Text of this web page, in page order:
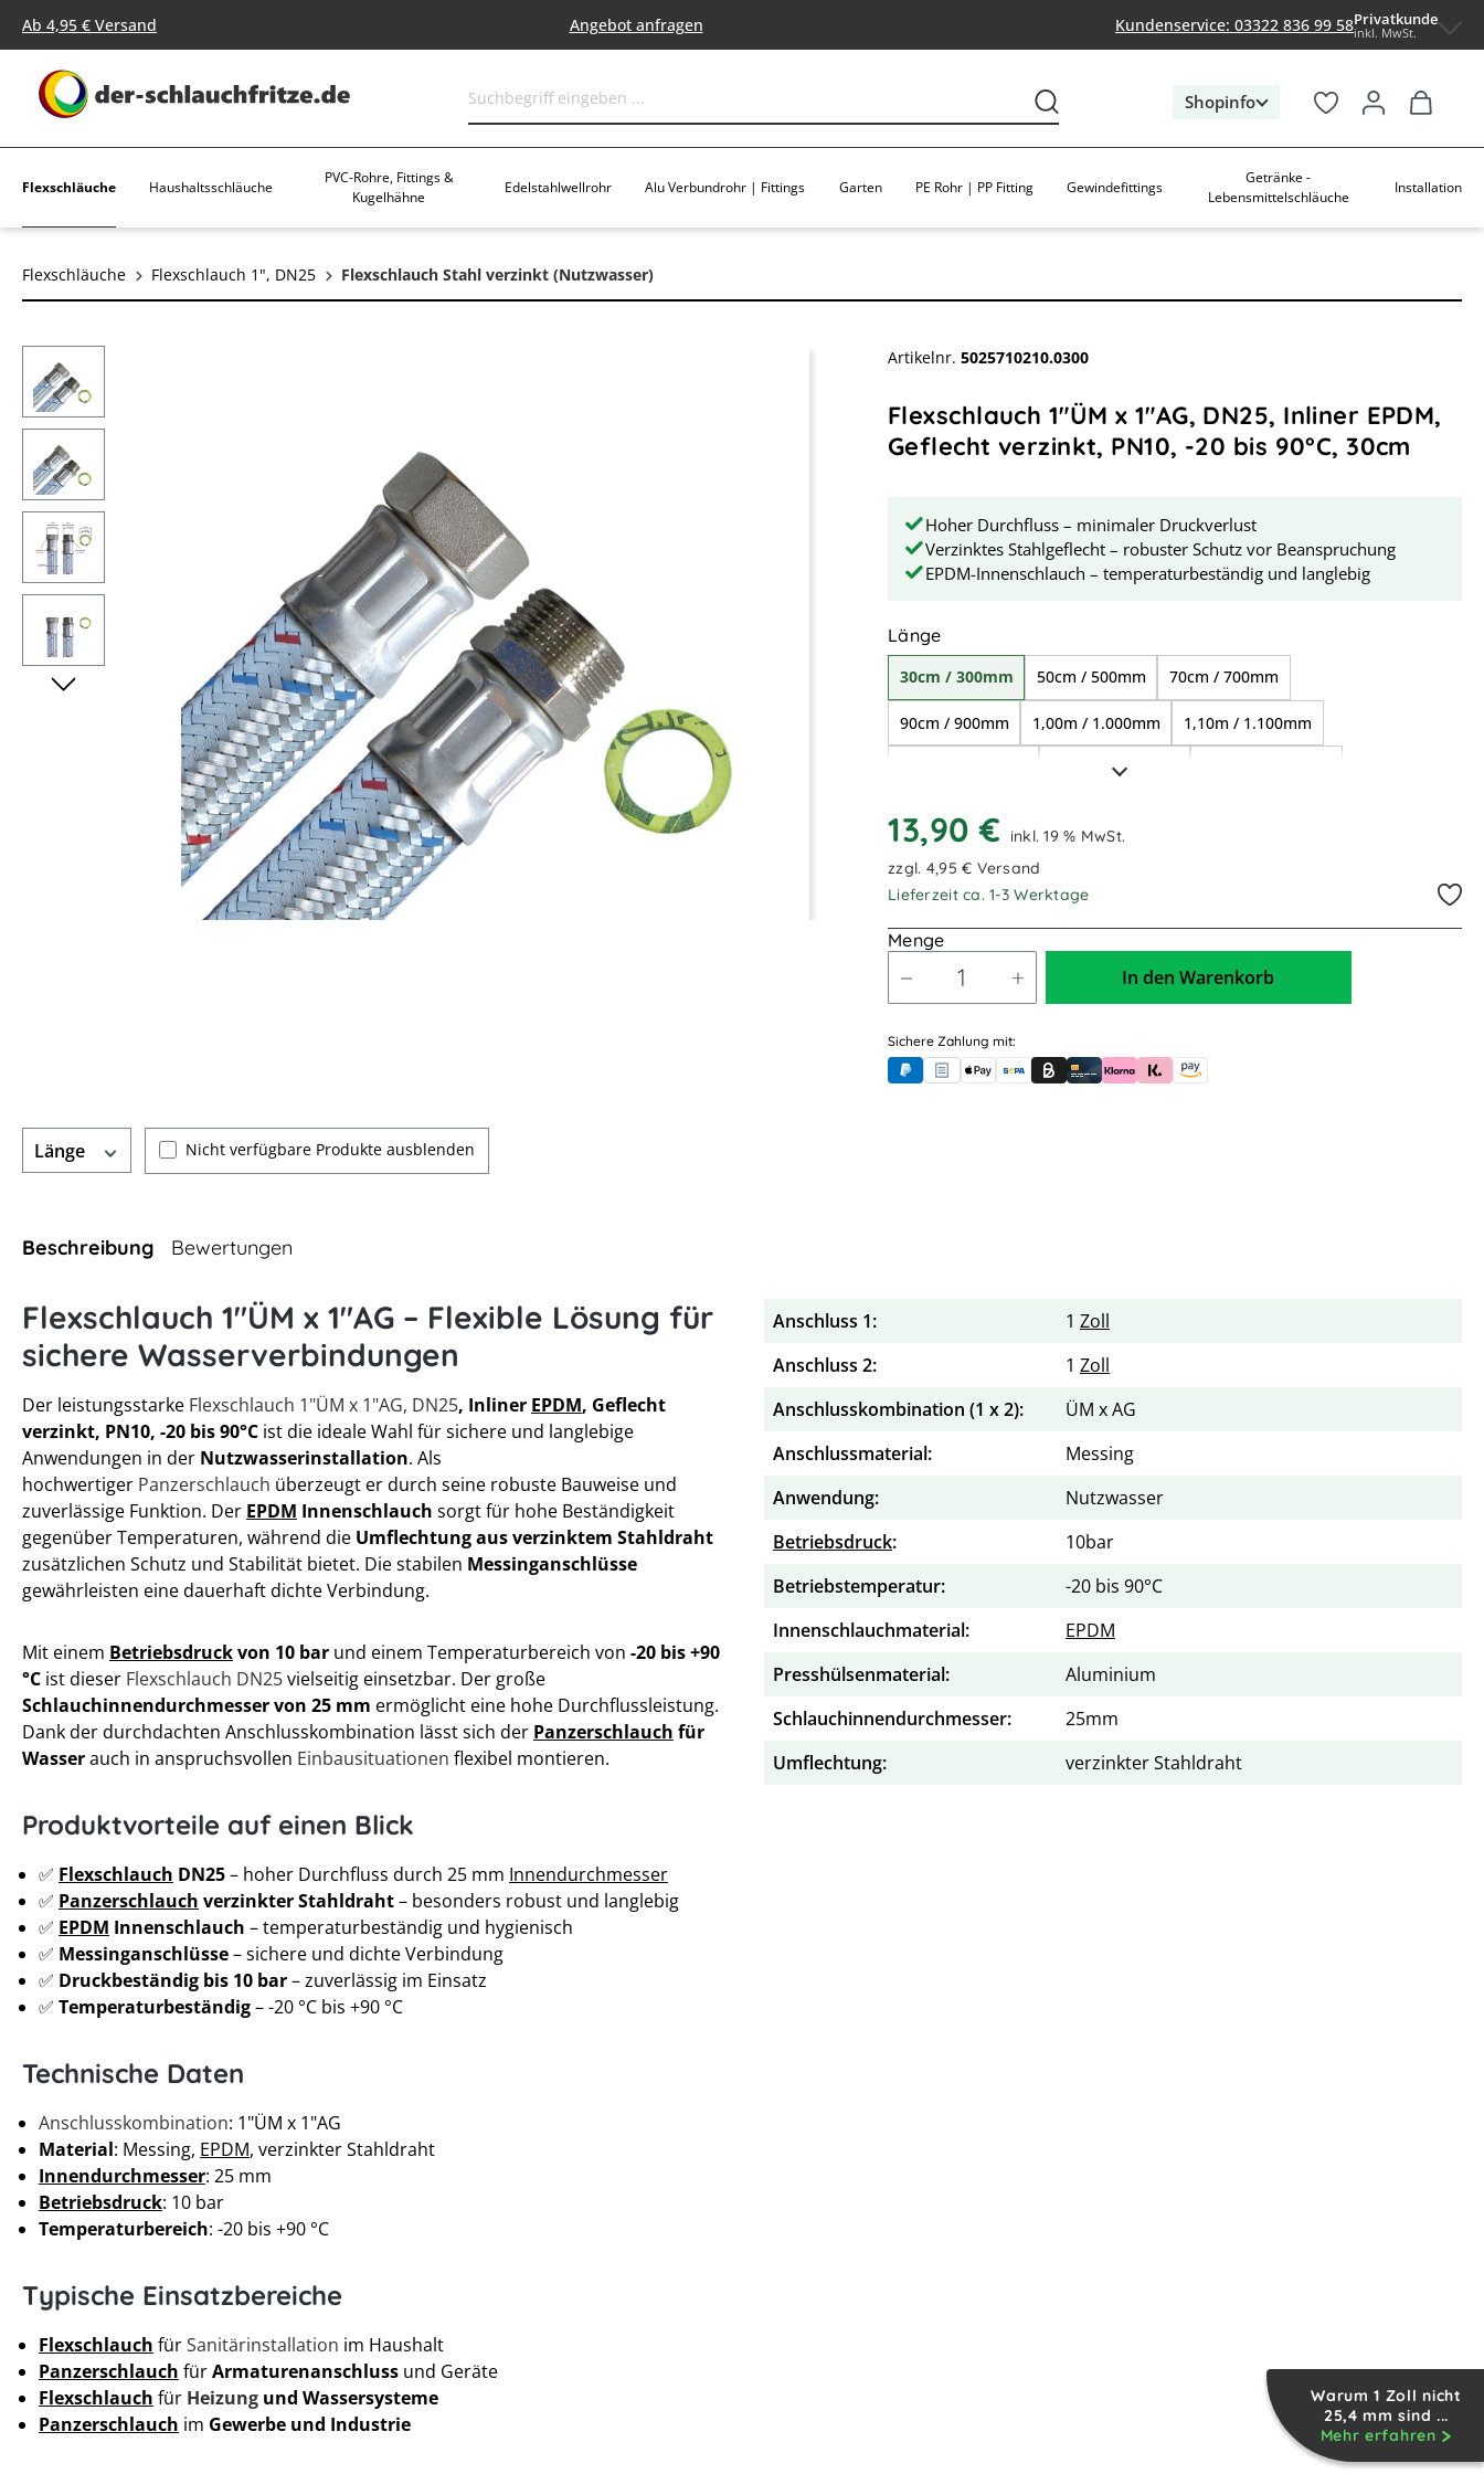
Zur Hauptnavigation springen
Ab 4,95 € Versand Angebot anfragen Kundenservice: 03322 836 99 58Privatkunde
inkl. MwSt.
Shopinfo
Flexschläuche Haushaltsschläuche
PVC-Rohre, Fittings &
Kugelhähne
Edelstahlwellrohr Alu Verbundrohr | Fittings Garten PE Rohr | PP Fitting Gewindefittings
Getränke -
Lebensmittelschläuche
Installation
Warum 1 Zoll nicht
25,4 mm sind ...
Mehr erfahren
Flexschläuche Flexschlauch 1", DN25 Flexschlauch Stahl verzinkt (Nutzwasser)
Artikelnr. 5025710210.0300
Flexschlauch 1"ÜM x 1"AG, DN25, Inliner EPDM,
Geflecht verzinkt, PN10, -20 bis 90°C, 30cm
Hoher Durchfluss – minimaler Druckverlust
Verzinktes Stahlgeflecht – robuster Schutz vor Beanspruchung
EPDM-Innenschlauch – temperaturbeständig und langlebig
Längeauswählen
30cm / 300mm 50cm / 500mm 70cm / 700mm
90cm / 900mm 1,00m / 1.000mm 1,10m / 1.100mm
2,00m / 2.000mm
4,00m / 4.000mm
13,90 €
inkl. 19 % MwSt.
zzgl. 4,95 € Versand
Lieferzeit ca. 1-3 Werktage
Menge
In den Warenkorb
Sichere Zahlung mit:
PayPalRechnungskauf (für Behörden)
Apple PayBanküberweisung (vorab)
Rechnungskauf (Billie)
Kreditkarte
Rechnung oder Ratenkauf (Klarna)
Sofortüberweisung (Klarna)
Amazon Pay
Länge Nicht verfügbare Produkte ausblenden
Beschreibung Bewertungen
Flexschlauch 1"ÜM x 1"AG – Flexible Lösung für
sichere Wasserverbindungen
Der leistungsstarke Flexschlauch 1"ÜM x 1"AG, DN25, Inliner EPDM, Geflecht
verzinkt, PN10, -20 bis 90°C ist die ideale Wahl für sichere und langlebige
Anwendungen in der Nutzwasserinstallation. Als
hochwertiger Panzerschlauch überzeugt er durch seine robuste Bauweise und
zuverlässige Funktion. Der EPDM Innenschlauch sorgt für hohe Beständigkeit
gegenüber Temperaturen, während die Umflechtung aus verzinktem Stahldraht
zusätzlichen Schutz und Stabilität bietet. Die stabilen Messinganschlüsse
gewährleisten eine dauerhaft dichte Verbindung.
Mit einem Betriebsdruckvon 10 bar und einem Temperaturbereich von -20 bis +90
°C ist dieser Flexschlauch DN25vielseitig einsetzbar. Der große
Schlauchinnendurchmesser von 25 mm ermöglicht eine hohe Durchflussleistung.
Dank der durchdachten Anschlusskombination lässt sich der Panzerschlauch für
Wasserauch in anspruchsvollen Einbausituationen flexibel montieren.
Produktvorteile auf einen Blick
✅ Flexschlauch DN25– hoher Durchfluss durch 25 mm Innendurchmesser
✅ Panzerschlauch verzinkter Stahldraht– besonders robust und langlebig
✅ EPDM Innenschlauch – temperaturbeständig und hygienisch
✅ Messinganschlüsse– sichere und dichte Verbindung
✅ Druckbeständig bis 10 bar– zuverlässig im Einsatz
✅ Temperaturbeständig– -20 °C bis +90 °C
Technische Daten
Anschlusskombination: 1"ÜM x 1"AG
Material: Messing, EPDM, verzinkter Stahldraht
Innendurchmesser: 25 mm
Betriebsdruck: 10 bar
Temperaturbereich: -20 bis +90 °C
Typische Einsatzbereiche
Flexschlauch fürSanitärinstallation im Haushalt
Panzerschlauch fürArmaturenanschluss und Geräte
Flexschlauch für Heizung und Wassersysteme
Panzerschlauch im Gewerbe und Industrie
Anschluss 1: 1 Zoll
Anschluss 2:
1 Zoll
Anschlusskombination (1 x 2):
ÜM x AG
Anschlussmaterial:
Messing
Anwendung:
Nutzwasser
Betriebsdruck:
10bar
Betriebstemperatur:
-20 bis 90°C
Innenschlauchmaterial:
EPDM
Presshülsenmaterial:
Aluminium
Schlauchinnendurchmesser:
25mm
Umflechtung:
verzinkter Stahldraht